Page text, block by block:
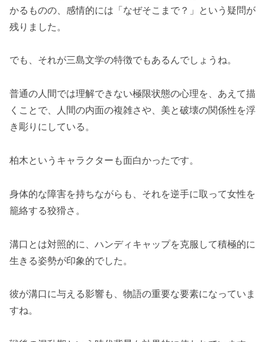
かるものの、感情的には「なぜそこまで？」という疑問が
残りました。
でも、それが三島文学の特徴でもあるんでしょうね。
普通の人間では理解できない極限状態の心理を、あえて描
くことで、人間の内面の複雑さや、美と破壊の関係性を浮
き彫りにしている。
柏木というキャラクターも面白かったです。
身体的な障害を持ちながらも、それを逆手に取って女性を
籠絡する狡猾さ。
溝口とは対照的に、ハンディキャップを克服して積極的に
生きる姿勢が印象的でした。
彼が溝口に与える影響も、物語の重要な要素になっていま
すね。